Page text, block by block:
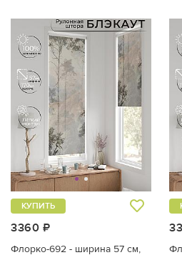
3360 ₽
КУПИТЬ
Флорко-692 - ширина 57 см,